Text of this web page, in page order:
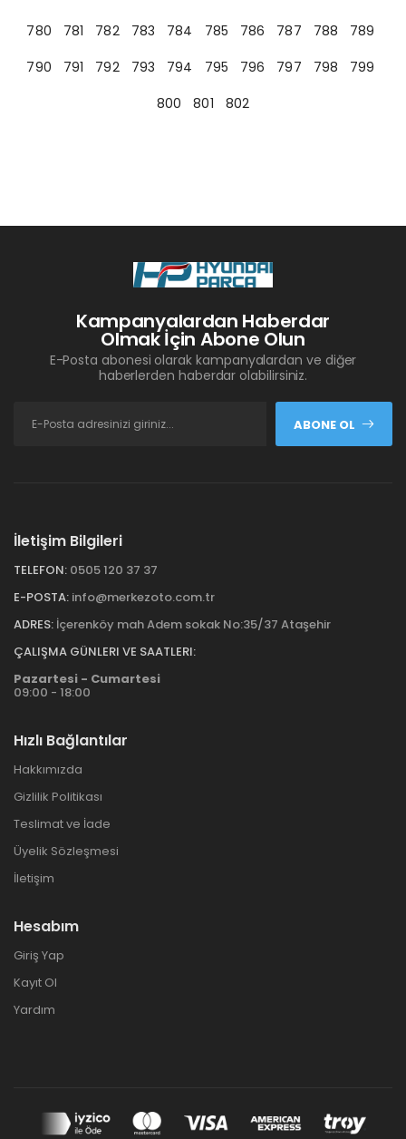
780
781 782 783 784 785 786 787 788
789
790
791 792 793 794 795 796 797 798
799
800
801 802
Kampanyalardan Haberdar
Olmak İçin Abone Olun
E-Posta abonesi olarak kampanyalardan ve diğer
haberlerden haberdar olabilirsiniz.
ABONE OL
İletişim Bilgileri
TELEFON: 0505 120 37 37
E-POSTA: info@merkezoto.com.tr
ADRES: İçerenköy mah Adem sokak No:35/37 Ataşehir
ÇALIŞMA GÜNLERI VE SAATLERI:
Pazartesi - Cumartesi
09:00 - 18:00
Hızlı Bağlantılar
Hakkımızda
Gizlilik Politikası
Teslimat ve İade
Üyelik Sözleşmesi
İletişim
Hesabım
Giriş Yap
Kayıt Ol
Yardım